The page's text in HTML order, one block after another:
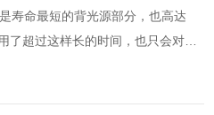
寿命最短的背光源部分，也高达
超过这样长的时间，也只会对其
，便可恢……